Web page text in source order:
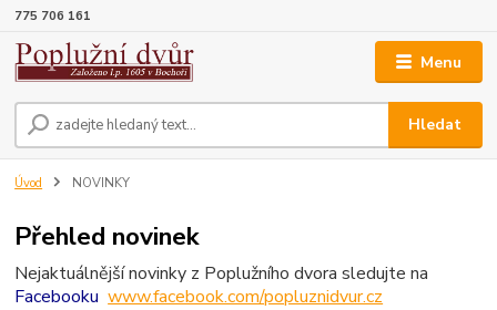
Menu
Hledat
775 706 161
Úvod NOVINKY
Přehled novinek
Nejaktuálnější novinky z Poplužního dvora sledujte na
Facebookuwww.facebook.com/popluznidvur.cz